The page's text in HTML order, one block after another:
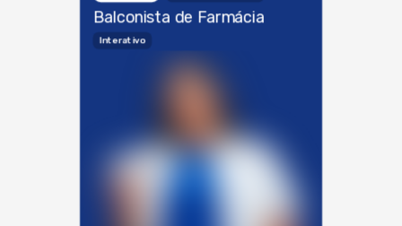
Balconista de Farmácia
Interativo